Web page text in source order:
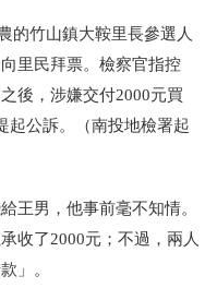
的竹山鎮大鞍里長參選人
里民拜票。檢察官指控
後，涉嫌交付2000元買
公訴。
（南投地檢署起
王男，他事前毫不知情。
收了2000元；不過，兩人
」。